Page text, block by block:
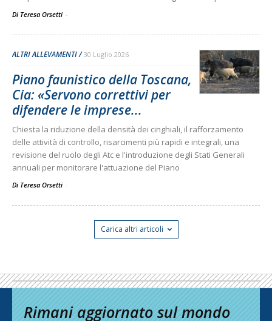
Di Teresa Orsetti -
ALTRI ALLEVAMENTI 30 Luglio 2026
Piano faunistico della Toscana,
Cia: «Servono correttivi per
difendere le imprese...
Chiesta la riduzione della densità dei cinghiali, il rafforzamento
delle attività di controllo, risarcimenti più rapidi e integrali, una
revisione del ruolo degli Atc e l'introduzione degli Stati Generali
annuali per monitorare l'attuazione del Piano
Di Teresa Orsetti -
Carica altri articoli
Rimani aggiornato sul mondo